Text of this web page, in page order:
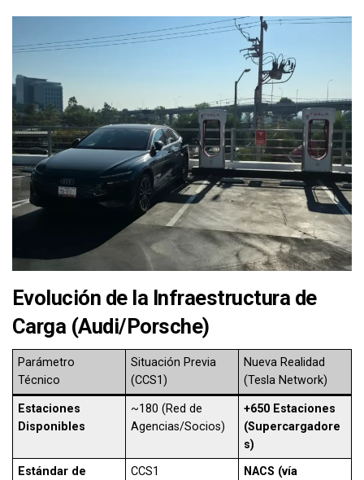
Evolución de la Infraestructura de
Carga (Audi/Porsche)
Parámetro
Técnico
Situación Previa
(CCS1)
Nueva Realidad
(Tesla Network)
Estaciones
Disponibles
~180 (Red de
Agencias/Socios)
+650 Estaciones
(Supercargadore
s)
Estándar de
CCS1
NACS (vía